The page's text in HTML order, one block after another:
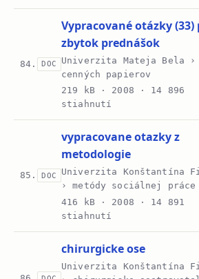
84. DOC
Vypracované otázky (33)
zbytok prednášok
Univerzita Mateja Bela ›
cenných papierov
219 kB · 2008 · 14 896
stiahnutí
85. DOC
vypracovane otazky z
metodologie
Univerzita Konštantína
› metódy sociálnej práce
416 kB · 2008 · 14 891
stiahnutí
chirurgicke ose
Univerzita Konštantína